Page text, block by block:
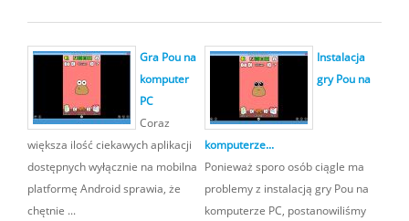
Gra Pou na
komputer
PC
Coraz
większa ilość ciekawych aplikacji
dostępnych wyłącznie na mobilna
platformę Android sprawia, że
chętnie ...
Instalacja
gry Pou na
komputerze...
Ponieważ sporo osób ciągle ma
problemy z instalacją gry Pou na
komputerze PC, postanowiliśmy